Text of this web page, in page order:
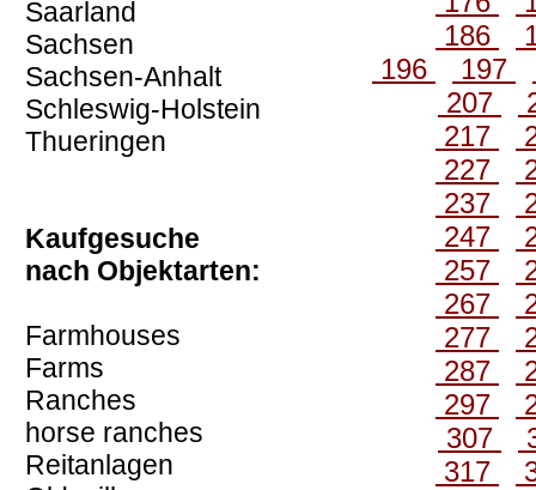
Saarland
Sachsen
Sachsen-Anhalt
Schleswig-Holstein
Thueringen
Kaufgesuche
nach Objektarten:
Farmhouses
Farms
Ranches
horse ranches
Reitanlagen
186
196
197
207
217
227
237
247
257
267
277
287
297
307
317